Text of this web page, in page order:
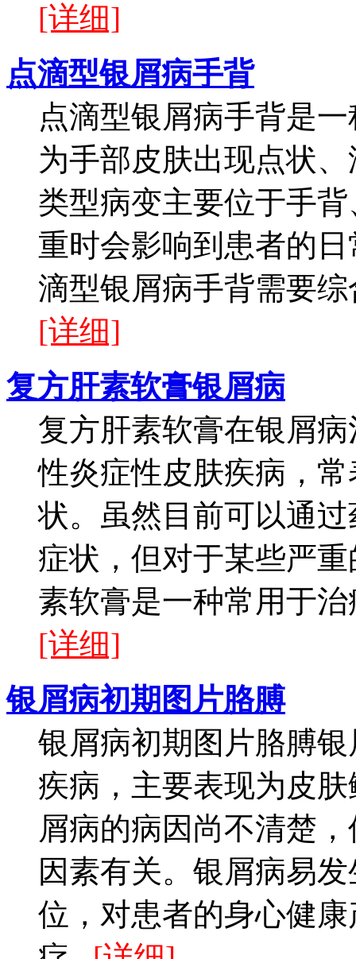
[详细]
点滴型银屑病手背
点滴型银屑病手背是
为手部皮肤出现点状
类型病变主要位于手
重时会影响到患者的
滴型银屑病手背需要
[详细]
复方肝素软膏银屑病
复方肝素软膏在银屑
性炎症性皮肤疾病，
状。虽然目前可以通
症状，但对于某些严
素软膏是一种常用于
[详细]
银屑病初期图片胳膊
银屑病初期图片胳膊
疾病，主要表现为皮
屑病的病因尚不清楚
因素有关。银屑病易
位，对患者的身心健